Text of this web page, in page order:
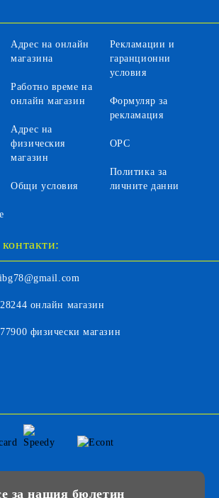
Адрес на онлайн
магазина
Работно време на
онлайн магазин
Адрес на
физическия
магазин
Общи условия
Рекламации и
гаранционни
условия
Формуляр за
рекламация
ОРС
Политика за
личните данни
онлайн магазин
физически магазин
за нашия бюлетин